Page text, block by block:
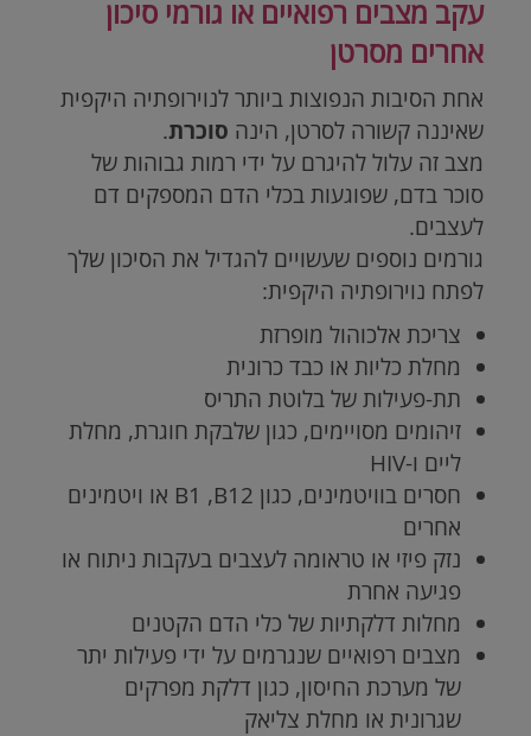
עקב מצבים רפואיים או גורמי סיכון
אחרים מסרטן
אחת הסיבות הנפוצות ביותר לנוירופתיה היקפית
שאיננה קשורה לסרטן, הינה סוכרת.
מצב זה עלול להיגרם על ידי רמות גבוהות של
סוכר בדם, שפוגעות בכלי הדם המספקים דם
לעצבים.
גורמים נוספים שעשויים להגדיל את הסיכון שלך
לפתח נוירופתיה היקפית:
צריכת אלכוהול מופרזת
מחלת כליות או כבד כרונית
תת-פעילות של בלוטת התריס
זיהומים מסויימים, כגון שלבקת חוגרת, מחלת
ליים ו-HIV
חסרים בוויטמינים, כגון B1 ,B12 או ויטמינים
אחרים
נזק פיזי או טראומה לעצבים בעקבות ניתוח או
פגיעה אחרת
מחלות דלקתיות של כלי הדם הקטנים
מצבים רפואיים שנגרמים על ידי פעילות יתר
של מערכת החיסון, כגון דלקת מפרקים
שגרונית או מחלת צליאק